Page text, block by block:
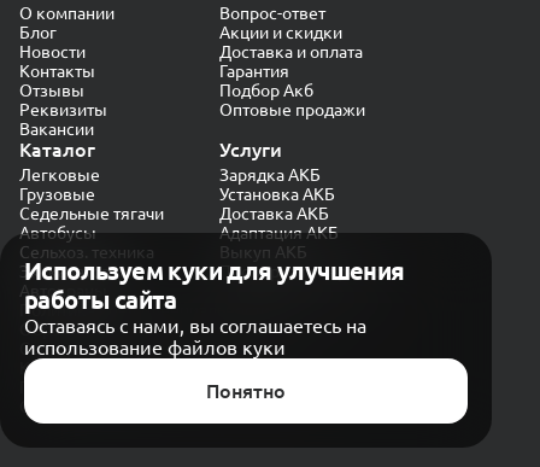
Используем куки для улучшения
работы сайта
Оставаясь с нами, вы соглашаетесь на
использование файлов куки
Понятно
О компании
Блог
Новости
Контакты
Отзывы
Реквизиты
Вакансии
Вопрос-ответ
Акции и скидки
Доставка и оплата
Гарантия
Подбор Акб
Оптовые продажи
Каталог
Легковые
Грузовые
Седельные тягачи
Автобусы
Сельхоз. техника
Экскаваторы
Автокраны
Услуги
Зарядка АКБ
Установка АКБ
Доставка АКБ
Адаптация АКБ
Выкуп АКБ
Проверка генератора
Политика конфиденциальности
Обработка персональных данных
Согласие на обработку в «Яндекс.Метрика»
Карта сайта
© CARAKB 2026. Все права защищены